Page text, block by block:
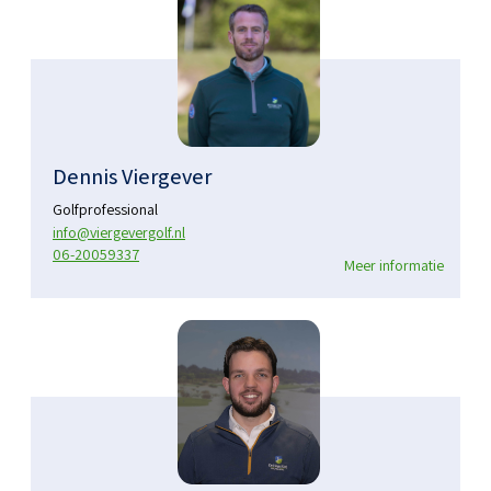
Dennis Viergever
Golfprofessional
info@viergevergolf.nl
06-20059337
Meer informatie